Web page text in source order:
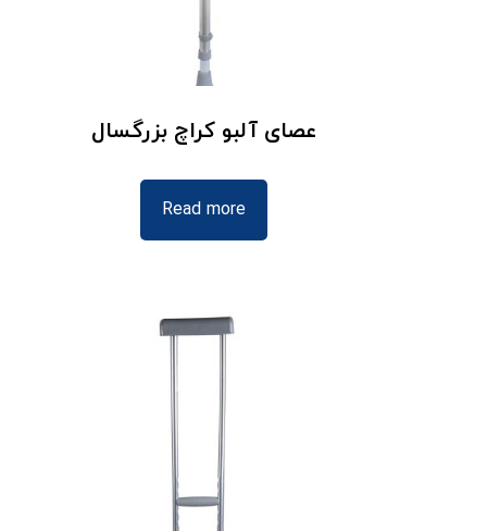
عصای آلبو کراچ بزرگسال
Read more